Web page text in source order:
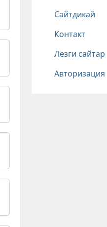
Подвал
Сайтдикай
Контакт
Лезги сайтар
Авторизация